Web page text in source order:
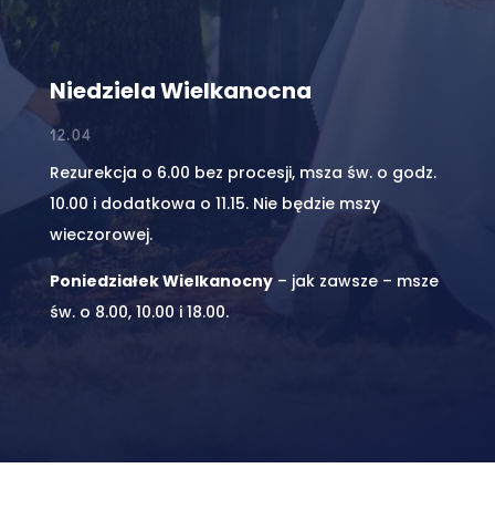
Niedziela Wielkanocna
12.04
Rezurekcja o 6.00 bez procesji, msza św. o godz.
10.00 i dodatkowa o 11.15. Nie będzie mszy
wieczorowej.
Poniedziałek Wielkanocny– jak zawsze – msze
św. o 8.00, 10.00 i 18.00.